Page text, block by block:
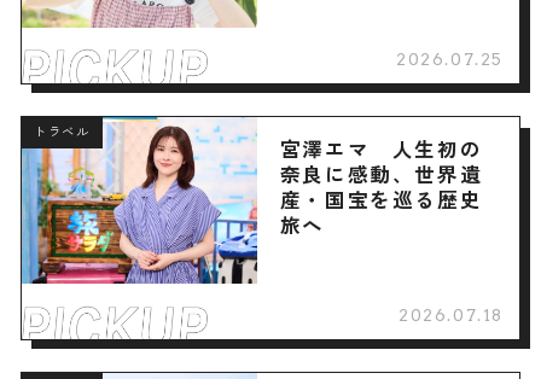
2026.07.25
トラベル
宮澤エマ 人生初の
奈良に感動、世界遺
産・国宝を巡る歴史
旅へ
2026.07.18